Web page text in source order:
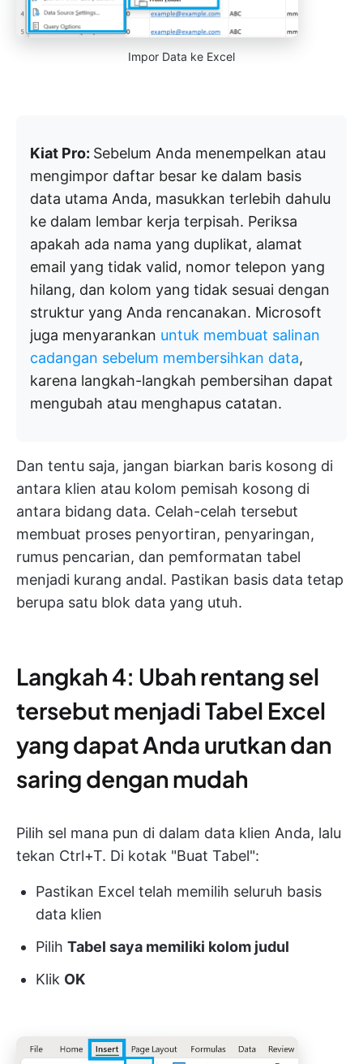
Impor Data ke Excel
Kiat Pro: Sebelum Anda menempelkan atau
mengimpor daftar besar ke dalam basis
data utama Anda, masukkan terlebih dahulu
ke dalam lembar kerja terpisah. Periksa
apakah ada nama yang duplikat, alamat
email yang tidak valid, nomor telepon yang
hilang, dan kolom yang tidak sesuai dengan
struktur yang Anda rencanakan. Microsoft
juga menyarankan untuk membuat salinan
cadangan sebelum membersihkan data,
karena langkah-langkah pembersihan dapat
mengubah atau menghapus catatan.
Dan tentu saja, jangan biarkan baris kosong di
antara klien atau kolom pemisah kosong di
antara bidang data. Celah-celah tersebut
membuat proses penyortiran, penyaringan,
rumus pencarian, dan pemformatan tabel
menjadi kurang andal. Pastikan basis data tetap
berupa satu blok data yang utuh.
Langkah 4: Ubah rentang sel
tersebut menjadi Tabel Excel
yang dapat Anda urutkan dan
saring dengan mudah
Pilih sel mana pun di dalam data klien Anda, lalu
tekan Ctrl+T. Di kotak "Buat Tabel":
Pastikan Excel telah memilih seluruh basis
data klien
Pilih Tabel saya memiliki kolom judul
Klik OK